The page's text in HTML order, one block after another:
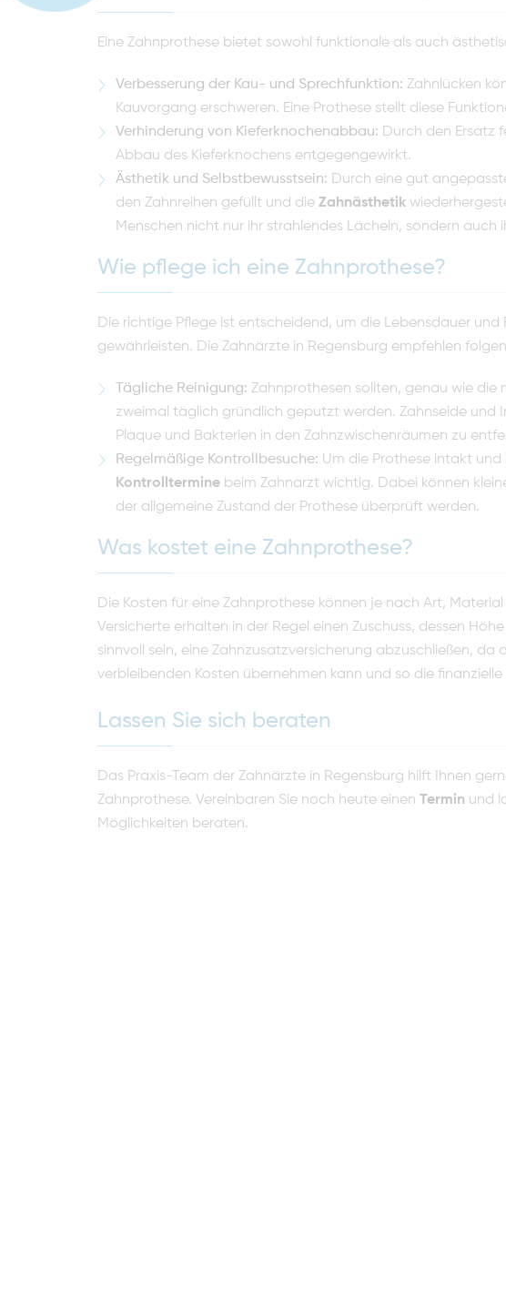
Eine Zahnprothese bietet sowohl funktionale als auch
Verbesserung der Kau- und Sprechfunktion: Zahnlücken
Kauvorgang erschweren. Eine Prothese stellt diese
Verhinderung von Kieferknochenabbau: Durch den Ersatz
Abbau des Kieferknochens entgegengewirkt.
Ästhetik und Selbstbewusstsein: Durch eine gut
den Zahnreihen gefüllt und die Zahnästhetik
Menschen nicht nur ihr strahlendes Lächeln, sondern auch
Wie pflege ich eine Zahnprothese?
Die richtige Pflege ist entscheidend, um die Lebensdauer
gewährleisten. Die Zahnärzte in Regensburg empfehlen
Tägliche Reinigung: Zahnprothesen sollten, genau wie die
zweimal täglich gründlich geputzt werden. Zahnseide und
Plaque und Bakterien in den Zahnzwischenräumen zu
Regelmäßige Kontrollbesuche: Um die Prothese intakt
Kontrolltermine beim Zahnarzt wichtig. Dabei können
der allgemeine Zustand der Prothese überprüft werden.
Was kostet eine Zahnprothese?
Die Kosten für eine Zahnprothese können je nach Art,
Versicherte erhalten in der Regel einen Zuschuss, dessen
sinnvoll sein, eine Zahnzusatzversicherung abzuschließen, da
verbleibenden Kosten übernehmen kann und so die
Lassen Sie sich beraten
Das Praxis-Team der Zahnärzte in Regensburg hilft Ihnen
Zahnprothese. Vereinbaren Sie noch heute einen Termin und
Möglichkeiten beraten.